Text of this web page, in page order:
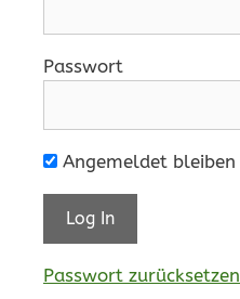
Passwort
Angemeldet bleiben
Passwort zurücksetzen